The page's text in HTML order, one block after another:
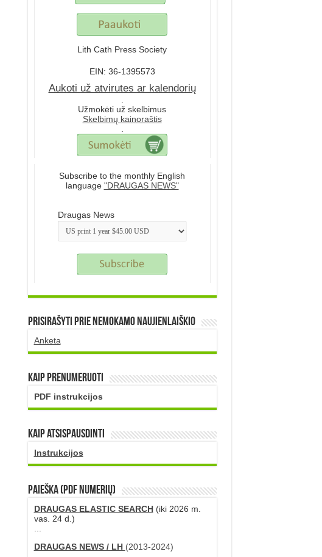
Lith Cath Press Society
EIN: 36-1395573
Aukoti už atvirutes ar kalendorių
.
Užmokėti už skelbimus
Skelbimų kainoraštis
.
Subscribe to the monthly English
language "DRAUGAS NEWS"
Draugas News
Prisirašyti prie nemokamo naujienlaiškio
Anketa
Kaip prenumeruoti
PDF instrukcijos
Kaip atsispausdinti
Instrukcijos
PAIEŠKA (PDF numerių)
DRAUGAS ELASTIC SEARCH(iki 2026 m.
vas. 24 d.)
...
DRAUGAS NEWS / LH (2013-2024)